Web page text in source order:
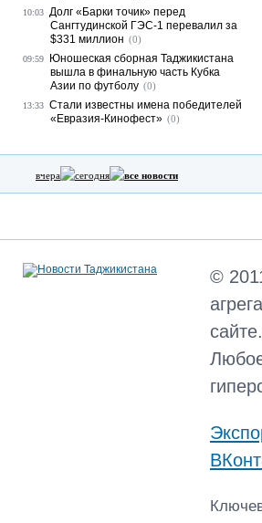
10:03 Долг «Барки точик» перед
Сангтудинской ГЭС-1 перевалил за
$331 миллион (0)
09:59
Юношеская сборная Таджикистана
вышла в финальную часть Кубка
Азии по футболу (0)
13:33 Стали известны имена победителей
«Евразия-Кинофест» (0)
вчера сегодня все новости
©
сайте.